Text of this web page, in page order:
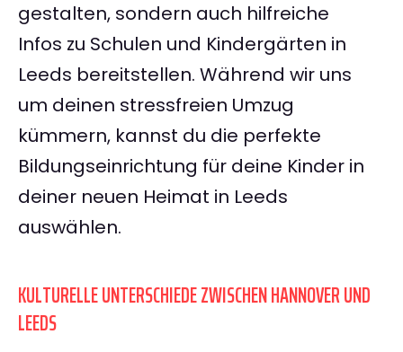
gestalten, sondern auch hilfreiche
Infos zu Schulen und Kindergärten in
Leeds bereitstellen. Während wir uns
um deinen stressfreien Umzug
kümmern, kannst du die perfekte
Bildungseinrichtung für deine Kinder in
deiner neuen Heimat in Leeds
auswählen.
KULTURELLE UNTERSCHIEDE ZWISCHEN HANNOVER UND
LEEDS